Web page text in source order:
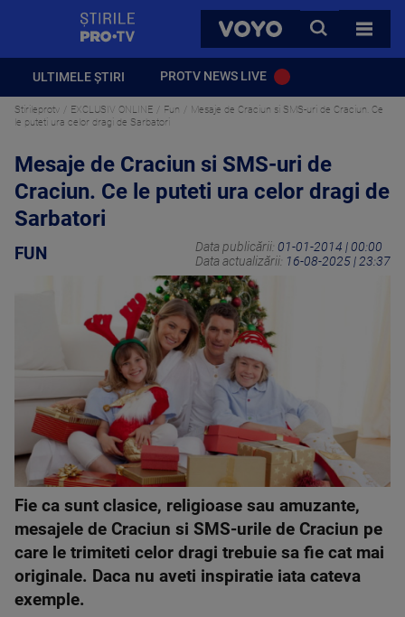
VOYO
CAUTA
TOATE
ULTIMELE ȘTIRI PROTV NEWS LIVE
Stirileprotv EXCLUSIV ONLINE Fun
Mesaje de Craciun si SMS-uri de Craciun. Ce
le puteti ura celor dragi de Sarbatori
Mesaje de Craciun si SMS-uri de
Craciun. Ce le puteti ura celor dragi de
Sarbatori
FUN Data publicării: 01-01-2014 | 00:00
Data actualizării: 16-08-2025 | 23:37
Fie ca sunt clasice, religioase sau amuzante,
mesajele de Craciun si SMS-urile de Craciun pe
care le trimiteti celor dragi trebuie sa fie cat mai
originale. Daca nu aveti inspiratie iata cateva
exemple.